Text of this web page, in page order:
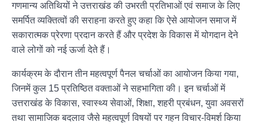
गणमान्य अतिथियों ने उत्तराखंड की उभरती प्रतिभाओं एवं समाज के लिए
समर्पित व्यक्तित्वों की सराहना करते हुए कहा कि ऐसे आयोजन समाज में
सकारात्मक प्रेरणा प्रदान करते हैं और प्रदेश के विकास में योगदान देने
वाले लोगों को नई ऊर्जा देते हैं।
कार्यक्रम के दौरान तीन महत्वपूर्ण पैनल चर्चाओं का आयोजन किया गया,
जिनमें कुल 15 प्रतिष्ठित वक्ताओं ने सहभागिता की। इन चर्चाओं में
उत्तराखंड के विकास, स्वास्थ्य सेवाओं, शिक्षा, शहरी प्रबंधन, युवा अवसरों
तथा सामाजिक बदलाव जैसे महत्वपूर्ण विषयों पर गहन विचार-विमर्श किया